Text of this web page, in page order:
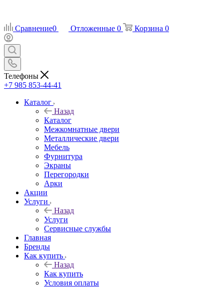
Сравнение0 Отложенные 0 Корзина 0
Телефоны
+7 985 853-44-41
Каталог
Назад
Каталог
Межкомнатные двери
Металлические двери
Мебель
Фурнитура
Экраны
Перегородки
Арки
Акции
Услуги
Назад
Услуги
Сервисные службы
Главная
Бренды
Как купить
Назад
Как купить
Условия оплаты